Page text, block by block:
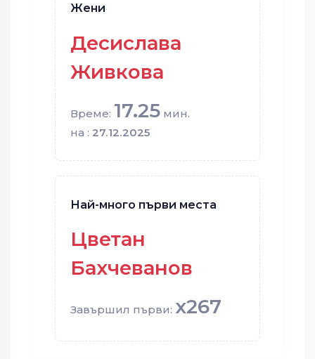
Жени
Десислава
Живкова
Време: 17.25 мин.
на : 27.12.2025
Най-много първи места
Цветан
Бахчеванов
Завършил първи: x267